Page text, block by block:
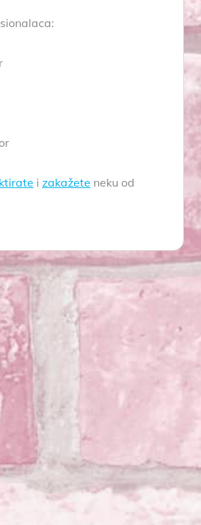
i zakažete neku od